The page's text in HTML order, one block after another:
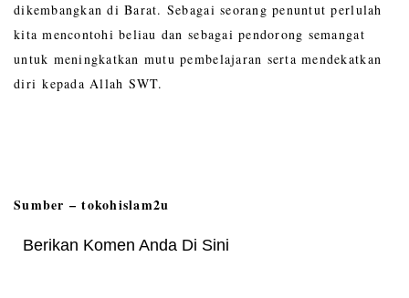
dikembangkan di Barat. Sebagai seorang penuntut perlulah
kita mencontohi beliau dan sebagai pendorong semangat
untuk meningkatkan mutu pembelajaran serta mendekatkan
diri kepada Allah SWT.
Sumber –tokohislam2u
Berikan Komen Anda Di Sini